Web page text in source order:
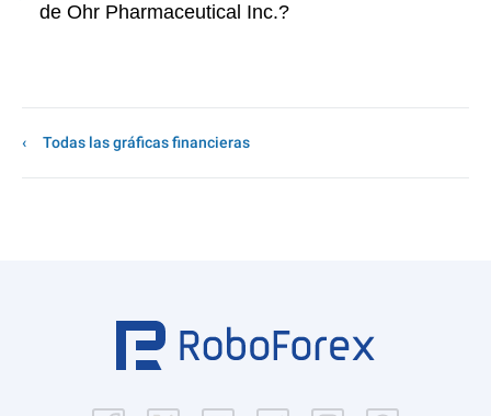
de Ohr Pharmaceutical Inc.?
Todas las gráficas financieras